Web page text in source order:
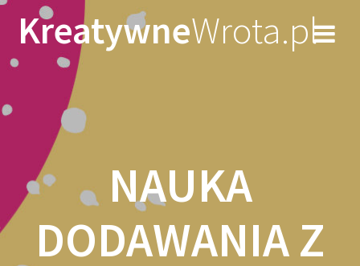
to
content
KreatywneWrota.pl
NAUKA
DODAWANIA Z